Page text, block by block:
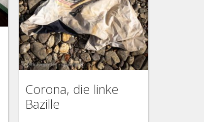
Corona, die linke
Bazille